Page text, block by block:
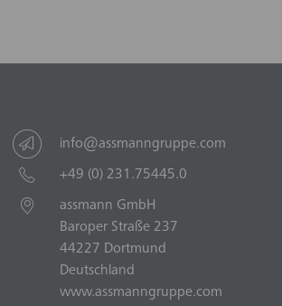
info@assmanngruppe.com
+49 (0) 231.75445.0
assmann GmbH
Baroper Straße 237
44227 Dortmund
Deutschland
www.assmanngruppe.com